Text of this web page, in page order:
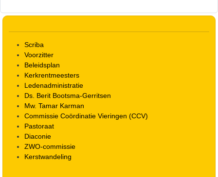
Scriba
Voorzitter
Beleidsplan
Kerkrentmeesters
Ledenadministratie
Ds. Berit Bootsma-Gerritsen
Mw. Tamar Karman
Commissie Coördinatie Vieringen (CCV)
Pastoraat
Diaconie
ZWO-commissie
Kerstwandeling